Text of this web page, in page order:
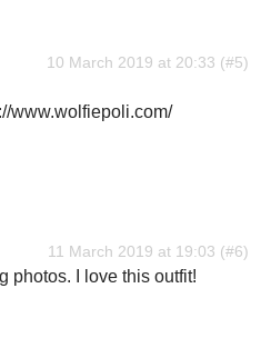
10 March 2019 at 20:33
www.wolfiepoli.com/
11 March 2019 at 19:03
photos. I love this outfit!